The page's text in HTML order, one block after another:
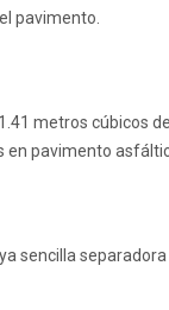
pavimento.
metros cúbicos
pavimento
sencilla